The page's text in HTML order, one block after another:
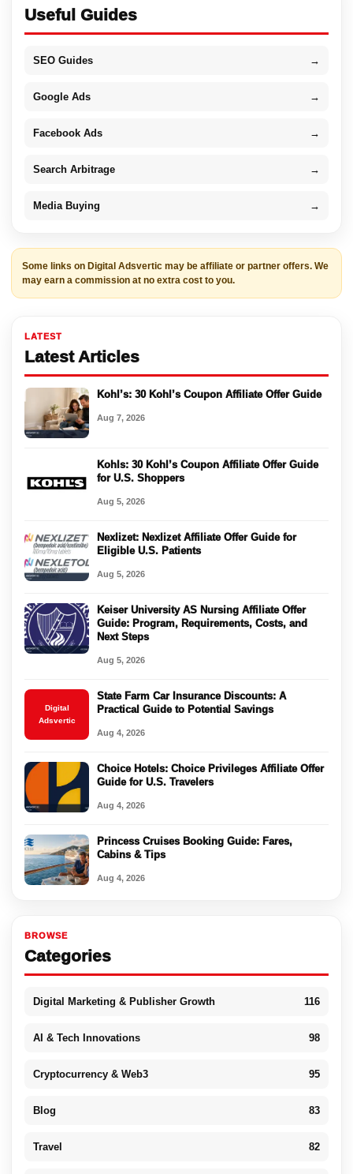
Useful Guides
SEO Guides →
Google Ads →
Facebook Ads →
Search Arbitrage →
Media Buying →
Some links on Digital Adsvertic may be affiliate or partner offers. We
may earn a commission at no extra cost to you.
LATEST
Latest Articles
Kohl’s: 30 Kohl’s Coupon Affiliate Offer Guide
Aug 7, 2026
Kohls: 30 Kohl’s Coupon Affiliate Offer Guide
for U.S. Shoppers
Aug 5, 2026
Nexlizet: Nexlizet Affiliate Offer Guide for
Eligible U.S. Patients
Aug 5, 2026
Keiser University AS Nursing Affiliate Offer
Guide: Program, Requirements, Costs, and
Next Steps
Aug 5, 2026
Digital
Adsvertic
State Farm Car Insurance Discounts: A
Practical Guide to Potential Savings
Aug 4, 2026
Choice Hotels: Choice Privileges Affiliate Offer
Guide for U.S. Travelers
Aug 4, 2026
Princess Cruises Booking Guide: Fares,
Cabins & Tips
Aug 4, 2026
BROWSE
Categories
Digital Marketing & Publisher Growth 116
AI & Tech Innovations 98
Cryptocurrency & Web3 95
Blog 83
Travel 82